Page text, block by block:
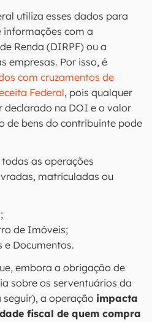
utiliza esses dados para
informações com a
Renda (DIRPF) ou a
empresas. Por isso, é
com cruzamentos de
Federal, pois qualquer
declarado na DOI e o valor
de bens do contribuinte pode
as operações
matriculadas ou
de Imóveis;
e Documentos.
embora a obrigação de
sobre os serventuários da
a operação impacta
fiscal de quem compra